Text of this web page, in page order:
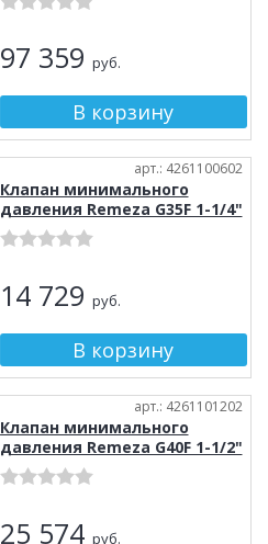
97 359 руб.
арт.: 4261100602
Клапан минимального
давления Remeza G35F 1-1/4"
14 729 руб.
арт.: 4261101202
Клапан минимального
давления Remeza G40F 1-1/2"
25 574 руб.